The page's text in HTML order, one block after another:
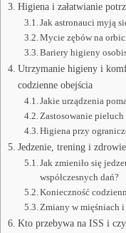
Higiena i załatwianie
Jak astronauci myją
Mycie zębów na
Bariery higieny
Utrzymanie higieny i
codzienne obejścia
Jakie urządzenia
Zastosowanie pieluch
Higiena przy
Jedzenie, trening i
Jak zmieniło się
współczesnych dań?
Konieczność
Zmiany w mięśniach
Kto przebywa na ISS i